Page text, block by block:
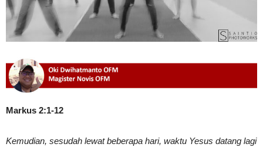
Markus 2:1-12
Kemudian, sesudah lewat beberapa hari, waktu Yesus datang lagi